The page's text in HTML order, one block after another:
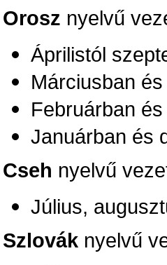
Orosz nyelvű
Áprilistól
Márciusban
Februárban
Januárban és
Cseh nyelvű
Július,
Szlovák nyelvű